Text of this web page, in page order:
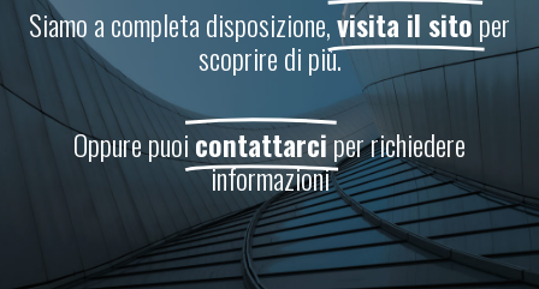
Siamo a completa disposizione,visita il sitoper
scoprire di più.
Oppure puoicontattarciper richiedere
informazioni